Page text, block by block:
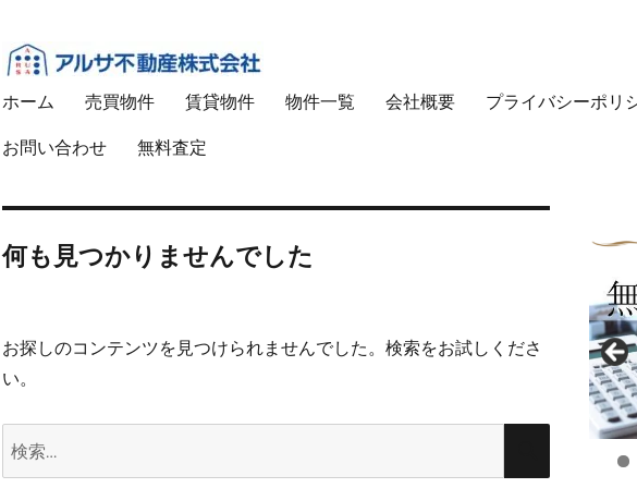
アルサ不動産株式会社
あなたの不動産価値を最大限に高めます！
ホーム 売買物件 賃貸物件 物件一覧 会社概要 プライバシーポリ
お問い合わせ 無料査定
何も見つかりませんでした
お探しのコンテンツを見つけられませんでした。検索をお試しくださ
い。
検
索